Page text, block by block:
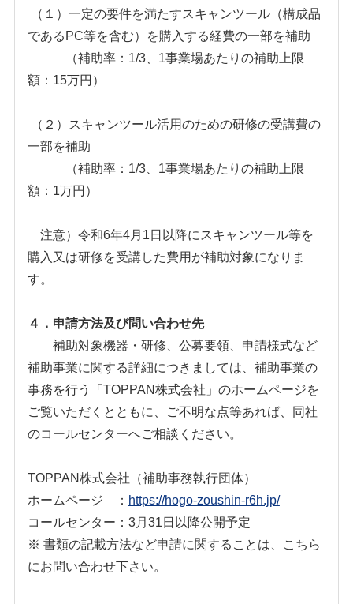
（１）一定の要件を満たすスキャンツール（構成品
であるPC等を含む）を購入する経費の一部を補助
（補助率：1/3、1事業場あたりの補助上限
額：15万円）
（２）スキャンツール活用のための研修の受講費の
一部を補助
（補助率：1/3、1事業場あたりの補助上限
額：1万円）
注意）令和6年4月1日以降にスキャンツール等を
購入又は研修を受講した費用が補助対象になりま
す。
４．申請方法及び問い合わせ先
補助対象機器・研修、公募要領、申請様式など
補助事業に関する詳細につきましては、補助事業の
事務を行う「TOPPAN株式会社」のホームページを
ご覧いただくとともに、ご不明な点等あれば、同社
のコールセンターへご相談ください。
TOPPAN株式会社 （補助事務執行団体）
ホームページ ： https://hogo-zoushin-r6h.jp/
コールセンター：3月31日以降公開予定
※ 書類の記載方法など申請に関することは、こちら
にお問い合わせ下さい。